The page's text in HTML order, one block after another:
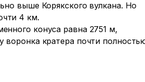
выше Корякского вулкана. Но
4 км.
конуса равна 2751 м,
воронка кратера почти